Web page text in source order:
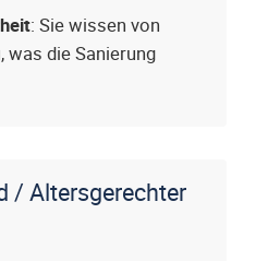
: Sie wissen von
was die Sanierung
/ Altersgerechter